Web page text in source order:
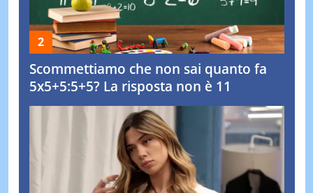
Scommettiamo che non sai quanto fa
5x5+5:5+5? La risposta non è 11